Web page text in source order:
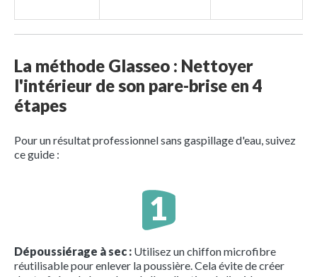
La méthode Glasseo : Nettoyer
l'intérieur de son pare-brise en 4
étapes
Pour un résultat professionnel sans gaspillage d'eau, suivez
ce guide :
Dépoussiérage à sec : Utilisez un chiffon microfibre
réutilisable pour enlever la poussière. Cela évite de créer